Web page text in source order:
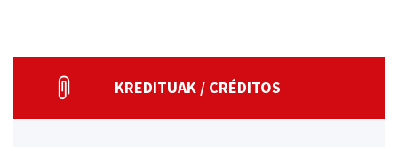
KREDITUAK / CRÉDITOS